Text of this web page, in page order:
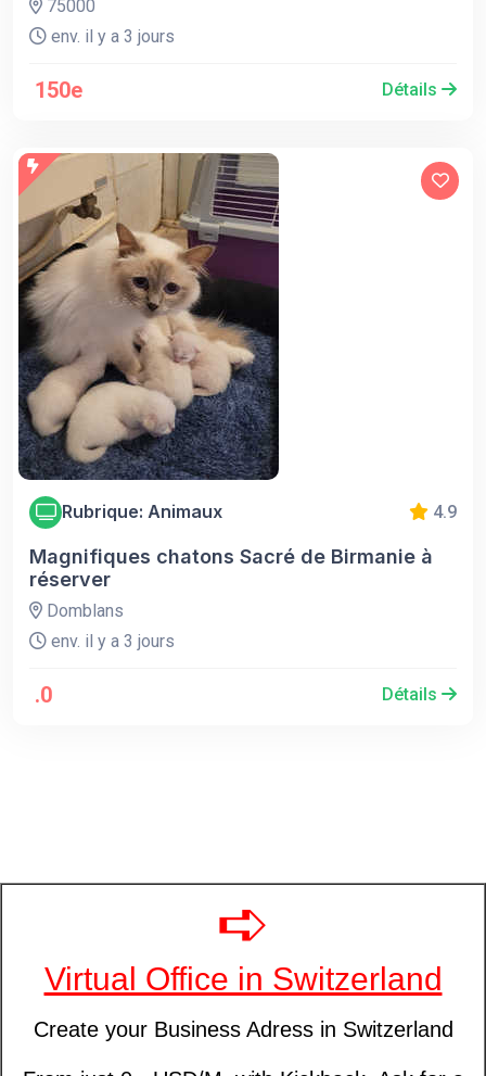
75000
env. il y a 3 jours
150e Détails
Rubrique: Animaux 4.9
Magnifiques chatons Sacré de Birmanie à
réserver
Domblans
env. il y a 3 jours
.0 Détails